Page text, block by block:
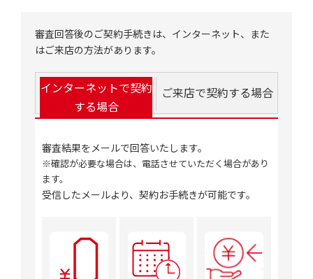
審査回答後のご契約手続きは、インターネット、また
はご来店の方法があります。
インターネットで契約
する場合
ご来店で契約する場合
審査結果をメールで回答いたします。
※確認が必要な場合は、電話させていただく場合があり
ます。
受信したメールより、契約お手続きが可能です。